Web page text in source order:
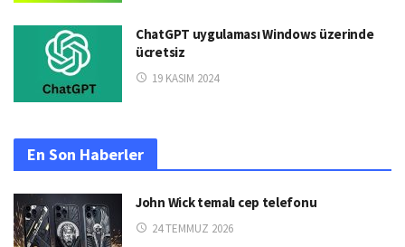
ChatGPT uygulaması Windows üzerinde
ücretsiz
19 KASIM 2024
En Son Haberler
John Wick temalı cep telefonu
24 TEMMUZ 2026